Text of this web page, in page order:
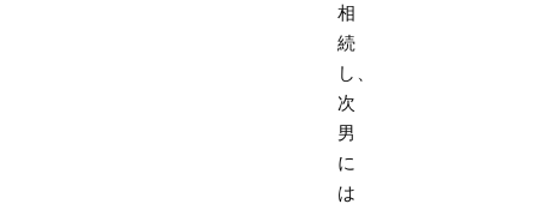
相
続
し、
次
男
に
は